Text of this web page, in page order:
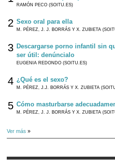
RAMÓN PECO (SOITU.ES)
2 Sexo oral para ella
M. PÉREZ, J. J. BORRÁS Y X. ZUBIETA
3 Descargarse porno infantil sin
ser útil: denúncialo
EUGENIA REDONDO (SOITU.ES)
4 ¿Qué es el sexo?
M. PÉREZ, J.J. BORRÁS Y X. ZUBIETA
5 Cómo masturbarse
M. PÉREZ, J. J. BORRÁS Y X. ZUBIETA
Ver más »